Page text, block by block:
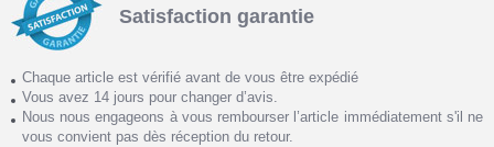
Satisfaction garantie
Chaque article est vérifié avant de vous être expédié
Vous avez 14 jours pour changer d’avis.
Nous nous engageons à vous rembourser l’article immédiatement s'il ne
vous convient pas dès réception du retour.